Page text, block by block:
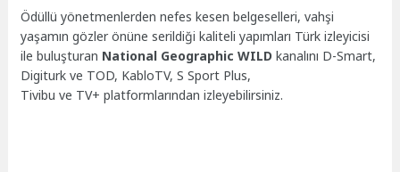
Ödüllü yönetmenlerden nefes kesen belgeselleri, vahşi
yaşamın gözler önüne serildiği kaliteli yapımları Türk izleyicisi
ile buluşturan National Geographic WILD kanalını D-Smart,
Digiturk ve TOD, KabloTV, S Sport Plus,
Tivibu ve TV+ platformlarından izleyebilirsiniz.